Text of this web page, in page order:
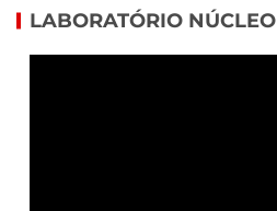
LABORATÓRIO NÚCLEO